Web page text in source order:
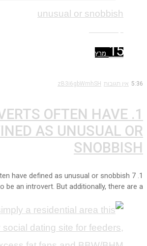
15 מרץ
5:36 אין תגובות zB3i6gbWmhSH
OFTEN HAVE
AS UNUSUAL OR
SNOBBISH
have defined as unusual or snobbish 7
be an introvert. But additionally, there are a